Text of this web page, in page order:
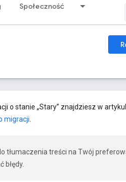
Społeczność
o stanie „Stary” znajdziesz w
migracji
tłumaczenia treści na Twój
błędy.